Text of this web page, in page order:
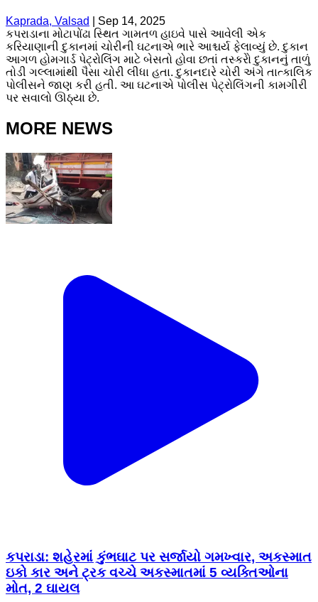
Kaprada, Valsad
Sep 14, 2025
કપરાડાના મોટાપોંઢા સ્થિત ગામતળ હાઇવે પાસે આવેલી એક
કરિયાણાની દુકાનમાં ચોરીની ઘટનાએ ભારે આશ્ચર્ય ફેલાવ્યું છે. દુકાન
આગળ હોમગાર્ડ પેટ્રોલિંગ માટે બેસતો હોવા છતાં તસ્કરોે દુકાનનું તાળું
તોડી ગલ્લામાંથી પૈસા ચોરી લીધા હતા. દુકાનદારે ચોરી અંગે તાત્કાલિક
પોલીસને જાણ કરી હતી. આ ઘટનાએ પોલીસ પેટ્રોલિંગની કામગીરી
પર સવાલો ઊઠ્યા છે.
MORE NEWS
કપરાડા: શહેરમાં કુંભઘાટ પર સર્જાયો ગમખ્વાર, અકસ્માત
ઇકો કાર અને ટ્રક વચ્ચે અકસ્માતમાં 5 વ્યક્તિઓના
મોત, 2 ઘાયલ